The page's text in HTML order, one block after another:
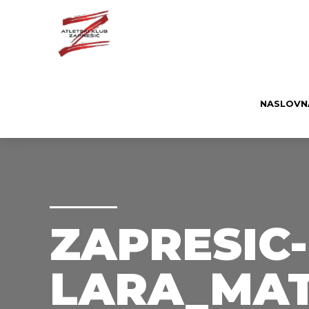
ZAPRESIC-